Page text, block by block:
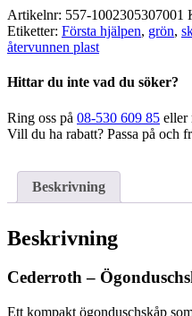
mängd
Artikelnr: 557-1002305307001
Etiketter: Första hjälpen, grön,
återvunnen plast
Hittar du inte vad du söker?
Ring oss på 08-530 609 85 eller
Vill du ha rabatt? Passa på och
Beskrivning
Beskrivning
Cederroth –
Ett kompakt ögonduschskåp